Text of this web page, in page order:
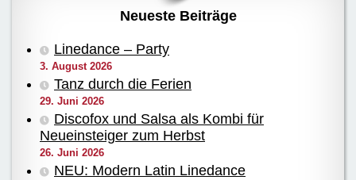
Neueste Beiträge
Linedance – Party
3. August 2026
Tanz durch die Ferien
29. Juni 2026
Discofox und Salsa als Kombi für
Neueinsteiger zum Herbst
26. Juni 2026
NEU: Modern Latin Linedance